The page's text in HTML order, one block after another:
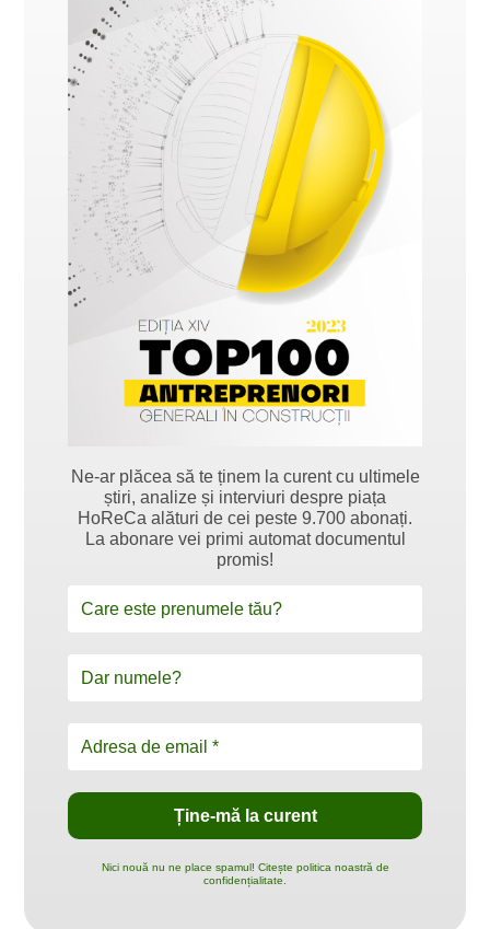
Ne-ar plăcea să te ținem la curent cu ultimele
știri, analize și interviuri despre piața
HoReCa alături de cei peste 9.700 abonați.
La abonare vei primi automat documentul
promis!
Nici nouă nu ne place spamul! Citește politica noastră de
confidențialitate.